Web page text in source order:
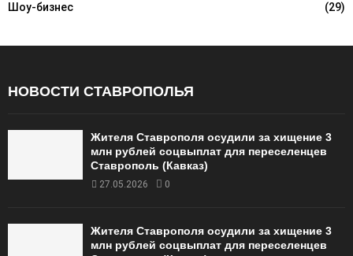
Шоу-бизнес
(29)
НОВОСТИ СТАВРОПОЛЬЯ
Жителя Ставрополя осудили за хищение 3
млн рублей соцвыплат для переселенцев
Ставрополь (Кавказ)
27.05.2026 0
Жителя Ставрополя осудили за хищение 3
млн рублей соцвыплат для переселенцев